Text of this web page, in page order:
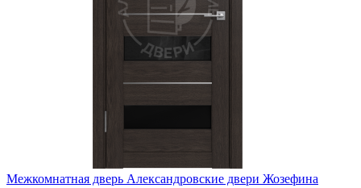
Межкомнатная дверь Александровские двери Жозефина